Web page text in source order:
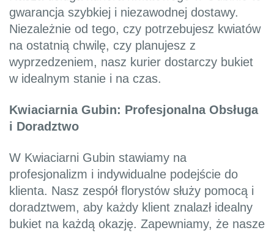
gwarancja szybkiej i niezawodnej dostawy.
Niezależnie od tego, czy potrzebujesz kwiatów
na ostatnią chwilę, czy planujesz z
wyprzedzeniem, nasz kurier dostarczy bukiet
w idealnym stanie i na czas.
Kwiaciarnia Gubin: Profesjonalna Obsługa
i Doradztwo
W Kwiaciarni Gubin stawiamy na
profesjonalizm i indywidualne podejście do
klienta. Nasz zespół florystów służy pomocą i
doradztwem, aby każdy klient znalazł idealny
bukiet na każdą okazję. Zapewniamy, że nasze